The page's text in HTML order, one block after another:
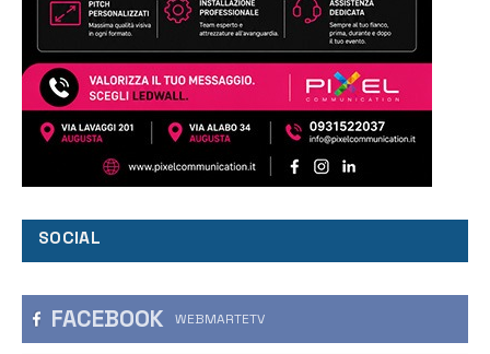
SOCIAL
FACEBOOK WEBMARTETV